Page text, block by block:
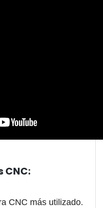
CNC:
CNC más utilizado.